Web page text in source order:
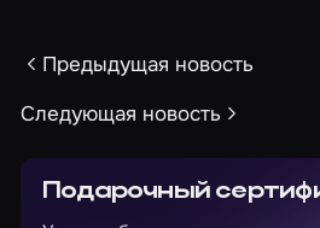
Предыдущая новость
Следующая новость
Подарочный